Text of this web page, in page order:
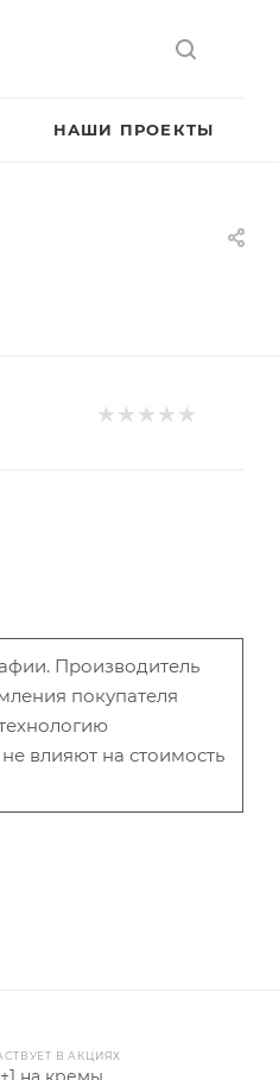
НАШИ ПРОЕКТЫ
Производитель
покупателя
влияют на стоимость
В АКЦИЯХ